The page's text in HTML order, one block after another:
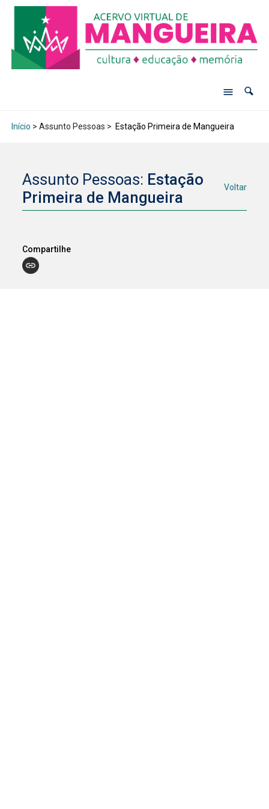
Início > Assunto Pessoas > Estação Primeira de Mangueira
Assunto Pessoas: Estação
Primeira de Mangueira
Voltar
Compartilhe